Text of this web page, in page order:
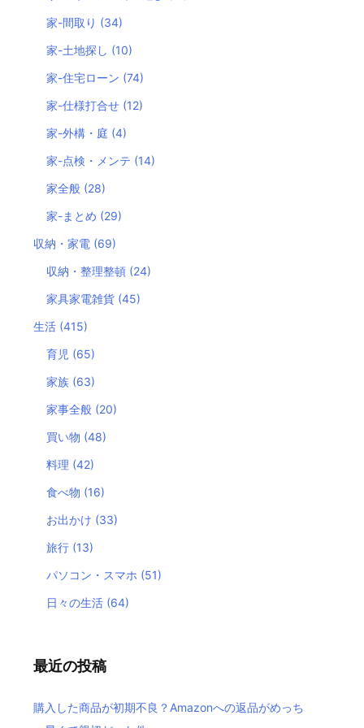
家-間取り (34)
家-土地探し (10)
家-住宅ローン (74)
家-仕様打合せ (12)
家-外構・庭 (4)
家-点検・メンテ (14)
家全般 (28)
家-まとめ (29)
収納・家電 (69)
収納・整理整頓 (24)
家具家電雑貨 (45)
生活 (415)
育児 (65)
家族 (63)
家事全般 (20)
買い物 (48)
料理 (42)
食べ物 (16)
お出かけ (33)
旅行 (13)
パソコン・スマホ (51)
日々の生活 (64)
最近の投稿
購入した商品が初期不良？Amazonへの返品がめっち